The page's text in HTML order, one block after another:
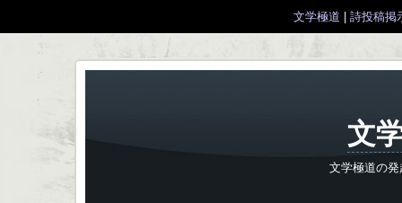
文学極道 詩投稿掲
文
文学極道の